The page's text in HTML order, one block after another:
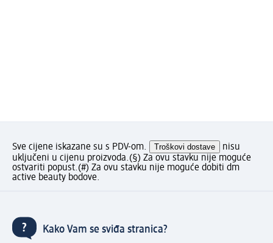
Sve cijene iskazane su s PDV-om. Troškovi dostave
nisu
uključeni u cijenu proizvoda.(§) Za ovu stavku nije moguće
ostvariti popust.(#) Za ovu stavku nije moguće dobiti dm
active beauty bodove.
Kako Vam se sviđa stranica?